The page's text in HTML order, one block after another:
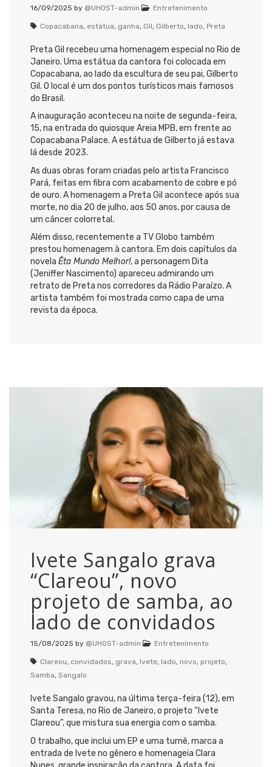
16/09/2025 by @UHOST-admin Entretenimento
Copacabana, estátua, ganha, Gil, Gilberto, lado, Preta
Preta Gil recebeu uma homenagem especial no Rio de
Janeiro. Uma estátua da cantora foi colocada em
Copacabana, ao lado da escultura de seu pai, Gilberto
Gil. O local é um dos pontos turísticos mais famosos
do Brasil.
A inauguração aconteceu na noite de segunda-feira,
15, na entrada do quiosque Areia MPB, em frente ao
Copacabana Palace. A estátua de Gilberto já estava
lá desde 2023.
As duas obras foram criadas pelo artista Francisco
Pará, feitas em fibra com acabamento de cobre e pó
de ouro. A homenagem a Preta Gil acontece após sua
morte, no dia 20 de julho, aos 50 anos, por causa de
um câncer colorretal.
Além disso, recentemente a TV Globo também
prestou homenagem à cantora. Em dois capítulos da
novela Êta Mundo Melhor!, a personagem Dita
(Jeniffer Nascimento) apareceu admirando um
retrato de Preta nos corredores da Rádio Paraízo. A
artista também foi mostrada como capa de uma
revista da época.
Ivete Sangalo grava
“Clareou”, novo
projeto de samba, ao
lado de convidados
15/08/2025 by @UHOST-admin Entretenimento
Clareou, convidados, grava, Ivete, lado, novo, projeto,
Samba, Sangalo
Ivete Sangalo gravou, na última terça-feira (12), em
Santa Teresa, no Rio de Janeiro, o projeto “Ivete
Clareou”, que mistura sua energia com o samba.
O trabalho, que inclui um EP e uma turnê, marca a
entrada de Ivete no gênero e homenageia Clara